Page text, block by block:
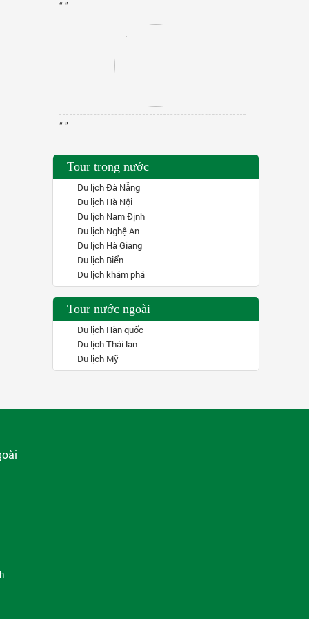
“ ”
“ ”
Tour trong nước
Du lịch Đà Nẵng
Du lịch Hà Nội
Du lịch Nam Định
Du lịch Nghệ An
Du lịch Hà Giang
Du lịch Biển
Du lịch khám phá
Tour nước ngoài
Du lịch Hàn quốc
Du lịch Thái lan
Du lịch Mỹ